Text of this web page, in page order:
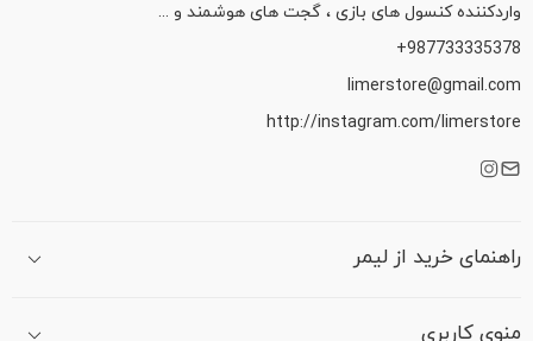
واردکننده کنسول های بازی ، گجت های هوشمند و ...
987733335378+
limerstore@gmail.com
http://instagram.com/limerstore
راهنمای خرید از لیمر
منوی کاربری